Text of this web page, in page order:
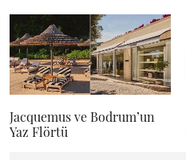
Jacquemus ve Bodrum’un
Yaz Flörtü